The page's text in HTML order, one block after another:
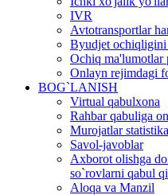
IVR
Avtotransportlar
Byudjet ochiqligini
Ochiq ma'lumotlar
Onlayn rejimdagi
BOG`LANISH
Virtual qabulxona
Rahbar qabuliga
Murojatlar
Savol-javoblar
Axborot olishga
so`rovlarni qabul
Aloqa va Manzil